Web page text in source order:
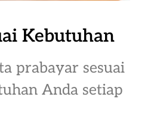
Kebutuhan
prabayar sesuai
Anda setiap